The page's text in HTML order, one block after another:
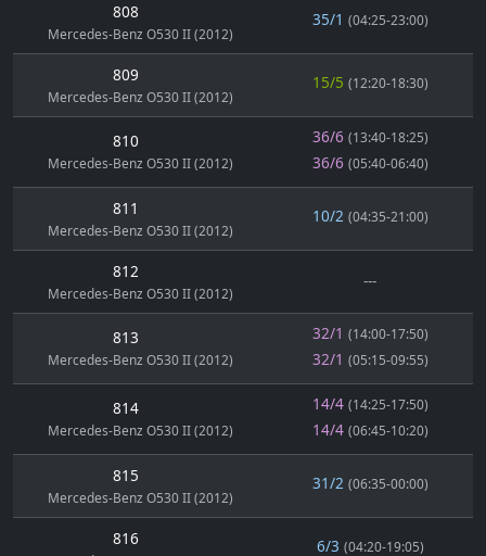
808
Mercedes-Benz O530 II (2012)
35/1 (04:25-23:00)
809
Mercedes-Benz O530 II (2012)
15/5 (12:20-18:30)
810
Mercedes-Benz O530 II (2012)
36/6 (13:40-18:25)
36/6 (05:40-06:40)
811
Mercedes-Benz O530 II (2012)
10/2 (04:35-21:00)
812
Mercedes-Benz O530 II (2012)
---
813
Mercedes-Benz O530 II (2012)
32/1 (14:00-17:50)
32/1 (05:15-09:55)
814
Mercedes-Benz O530 II (2012)
14/4 (14:25-17:50)
14/4 (06:45-10:20)
815
Mercedes-Benz O530 II (2012)
31/2 (06:35-00:00)
816 6/3 (04:20-19:05)